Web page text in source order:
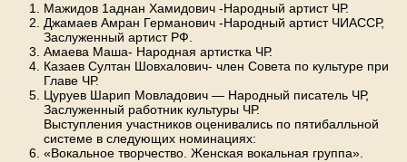
Мажидов 1аднан Хамидович -Народный артист ЧР.
Джамаев Амран Германович -Народный артист ЧИАССР,
Заслуженный артист РФ.
Амаева Маша- Народная артистка ЧР.
Казаев Султан Шовхалович- член Совета по культуре при
Главе ЧР.
Цуруев Шарип Мовладович — Народный писатель ЧР,
Заслуженный работник культуры ЧР.
Выступления участников оценивались по пятибалльной
системе в следующих номинациях:
«Вокальное творчество. Женская вокальная группа».